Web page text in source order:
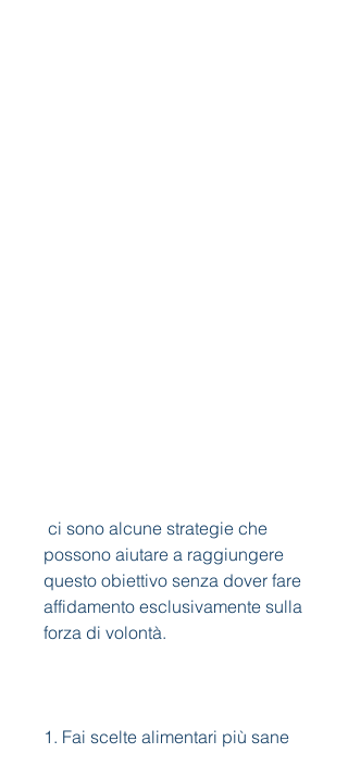
possono aiutare a raggiungere
questo obiettivo senza dover fare
affidamento esclusivamente sulla
forza di volontà.
1. Fai scelte alimentari più sane